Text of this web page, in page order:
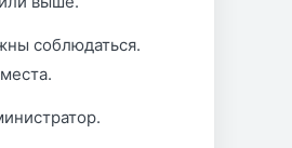
соблюдаться.